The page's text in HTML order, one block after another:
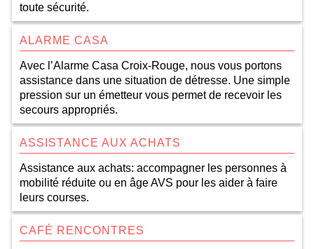
toute sécurité.
ALARME CASA
Avec l’Alarme Casa Croix-Rouge, nous vous portons
assistance dans une situation de détresse. Une simple
pression sur un émetteur vous permet de recevoir les
secours appropriés.
ASSISTANCE AUX ACHATS
Assistance aux achats: accompagner les personnes à
mobilité réduite ou en âge AVS pour les aider à faire
leurs courses.
CAFÉ RENCONTRES